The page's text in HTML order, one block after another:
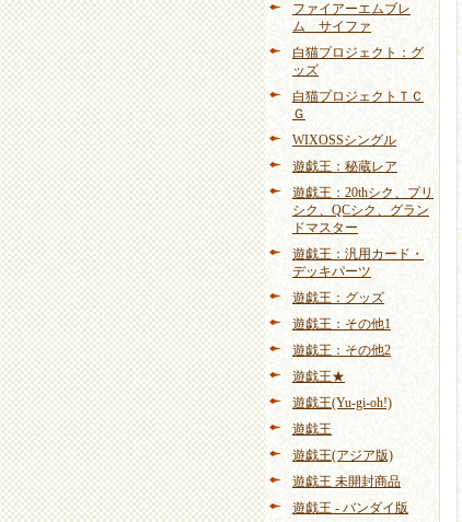
ファイアーエムブレ
ム サイファ
白猫プロジェクト：グ
ッズ
白猫プロジェクトＴＣ
Ｇ
WIXOSSシングル
遊戯王：秘蔵レア
遊戯王：20thシク、プリ
シク、QCシク、グラン
ドマスター
遊戯王：汎用カード・
デッキパーツ
遊戯王：グッズ
遊戯王：その他1
遊戯王：その他2
遊戯王★
遊戯王(Yu-gi-oh!)
遊戯王
遊戯王(アジア版)
遊戯王 未開封商品
遊戯王 - バンダイ版